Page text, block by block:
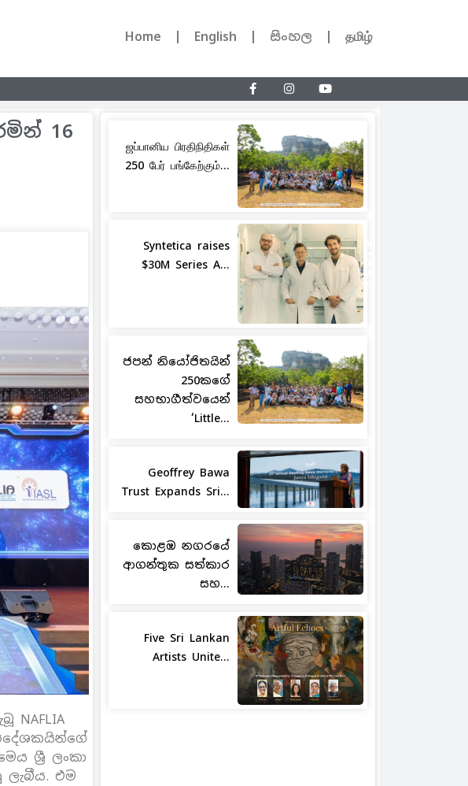
Home English සිංහල தமிழ்
16
Share
ශ්‍රී ලංකා
එම
ஜப்பானிய பிரதிநிதிகள்
250 பேர் பங்கேற்கும்...
Syntetica raises
$30M Series A...
ජපන් නියෝජිතයින්
250කගේ
සහභාගීත්වයෙන්
‘Little...
Geoffrey Bawa
Trust Expands Sri...
කොළඹ නගරයේ
ආගන්තුක සත්කාර
සහ...
Five Sri Lankan
Artists Unite...